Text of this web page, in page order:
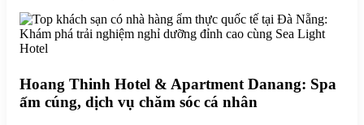
Hoang Thinh Hotel & Apartment Danang: Spa
ấm cúng, dịch vụ chăm sóc cá nhân